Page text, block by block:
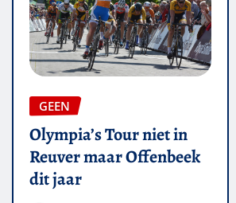
GEEN
Olympia’s Tour niet in
Reuver maar Offenbeek
dit jaar